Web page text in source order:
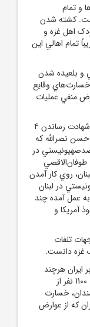
و تمام
کشته شدن
زن و کودک اهل غزه و
تقريباً تمام اهالي اين
و بلعيده شدن
وقايع
منفي عمليات
4- نفوذ رژيم صهيونيستي به جنوب لبنان، به شهادت رساندن 4
نصرالله که
در
روي کار آمدن
در لبنان
عمل آمده چند
آمريکا و
تلفات
غزه دانست.
بر ايران هرچند
مهاجمان به اهداف خود نرسيدند ولي شهادت 1100 نفر از
خسارت
که از عوارض